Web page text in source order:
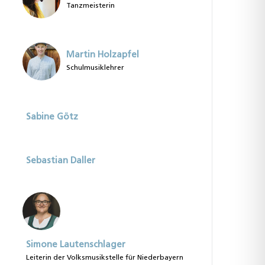
Tanzmeisterin
Martin Holzapfel
Schulmusiklehrer
Sabine Götz
Sebastian Daller
Simone Lautenschlager
Leiterin der Volksmusikstelle für Niederbayern